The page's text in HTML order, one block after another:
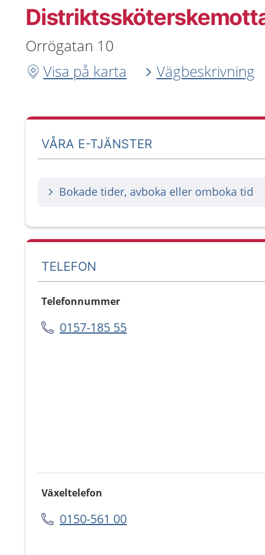
Orrögatan 10
Visa på karta
Vägbeskrivning
VÅRA E-TJÄNSTER
Bokade tider, avboka eller omboka tid
TELEFON
Telefonnummer
0157-185 55
Växeltelefon
0150-561 00